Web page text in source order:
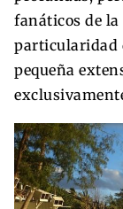
fanáticos de
particularidad
pequeña